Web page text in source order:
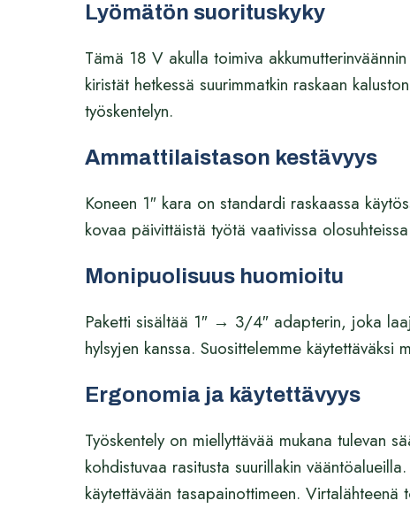
Lyömätön suorituskyky
Tämä 18 V akulla toimiva
kiristät hetkessä suurimmatkin raskaan
työskentelyn.
Ammattilaistason kestävyys
Koneen 1″ kara on standardi raskaassa
kovaa päivittäistä työtä vaativissa
Monipuolisuus huomioitu
Paketti sisältää 1″ → 3/4″ adapterin, joka
hylsyjen kanssa. Suosittelemme käytettäväksi
Ergonomia ja käytettävyys
Työskentely on miellyttävää mukana tulevan
kohdistuvaa rasitusta suurillakin
käytettävään tasapainottimeen.